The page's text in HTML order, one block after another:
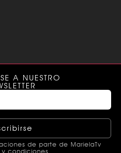
A NUESTRO
de parte de MarielaTv
condiciones